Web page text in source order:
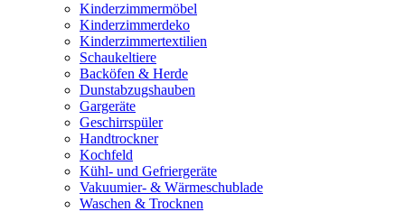
Kinderzimmermöbel
Kinderzimmerdeko
Kinderzimmertextilien
Schaukeltiere
Backöfen & Herde
Dunstabzugshauben
Gargeräte
Geschirrspüler
Handtrockner
Kochfeld
Kühl- und Gefriergeräte
Vakuumier- & Wärmeschublade
Waschen & Trocknen